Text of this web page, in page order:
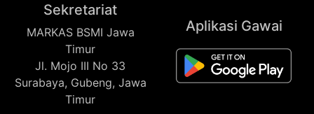
Sekretariat
MARKAS BSMI Jawa
Timur
Jl. Mojo III No 33
Surabaya, Gubeng, Jawa
Timur
Aplikasi Gawai